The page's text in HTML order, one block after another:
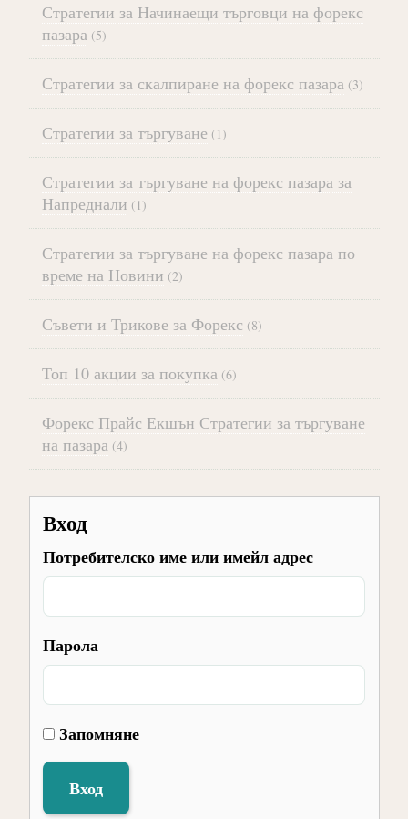
Стратегии за Начинаещи търговци на форекс
пазара (5)
Стратегии за скалпиране на форекс пазара (3)
Стратегии за търгуване (1)
Стратегии за търгуване на форекс пазара за
Напреднали (1)
Стратегии за търгуване на форекс пазара по
време на Новини (2)
Съвети и Трикове за Форекс (8)
Топ 10 акции за покупка (6)
Форекс Прайс Екшън Стратегии за търгуване
на пазара (4)
Вход
Потребителско име или имейл адрес
Парола
Запомняне
Вход